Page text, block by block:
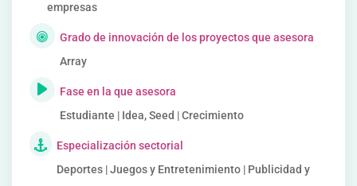
empresas
Grado de innovación de los proyectos que asesora
Array
Fase en la que asesora
Estudiante | Idea, Seed | Crecimiento
Especialización sectorial
Deportes | Juegos y Entretenimiento | Publicidad y